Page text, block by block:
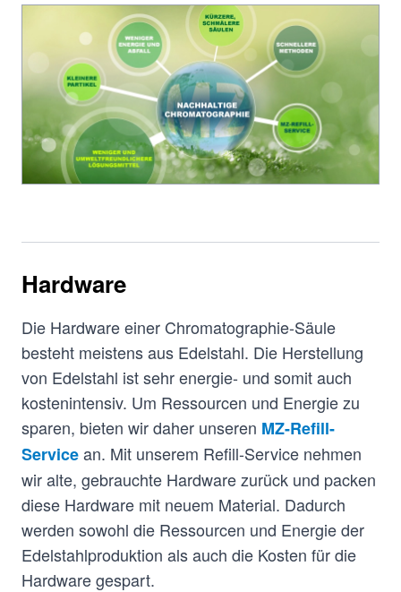
Hardware
Die Hardware einer Chromatographie-Säule
besteht meistens aus Edelstahl. Die Herstellung
von Edelstahl ist sehr energie- und somit auch
kostenintensiv. Um Ressourcen und Energie zu
sparen, bieten wir daher unseren MZ-Refill-
Servicean. Mit unserem Refill-Service nehmen
wir alte, gebrauchte Hardware zurück und packen
diese Hardware mit neuem Material. Dadurch
werden sowohl die Ressourcen und Energie der
Edelstahlproduktion als auch die Kosten für die
Hardware gespart.